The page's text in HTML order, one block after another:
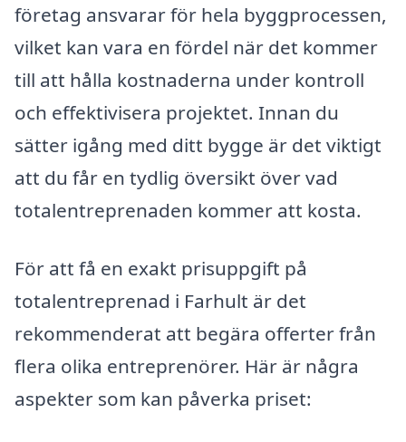
företag ansvarar för hela byggprocessen,
vilket kan vara en fördel när det kommer
till att hålla kostnaderna under kontroll
och effektivisera projektet. Innan du
sätter igång med ditt bygge är det viktigt
att du får en tydlig översikt över vad
totalentreprenaden kommer att kosta.
För att få en exakt prisuppgift på
totalentreprenad i Farhult är det
rekommenderat att begära offerter från
flera olika entreprenörer. Här är några
aspekter som kan påverka priset: